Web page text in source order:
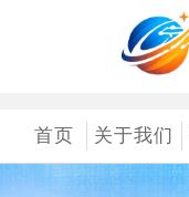
首页 关于我们